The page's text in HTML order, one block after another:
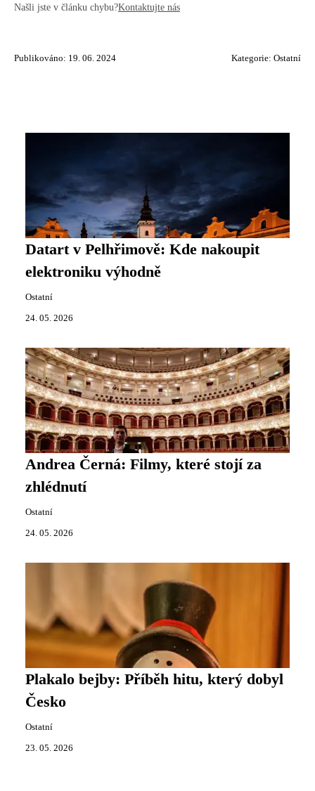
Našli jste v článku chybu?Kontaktujte nás
Publikováno: 19. 06. 2024 Kategorie: Ostatní
Datart v Pelhřimově: Kde nakoupit
elektroniku výhodně
Ostatní
24. 05. 2026
Andrea Černá: Filmy, které stojí za
zhlédnutí
Ostatní
24. 05. 2026
Plakalo bejby: Příběh hitu, který dobyl
Česko
Ostatní
23. 05. 2026